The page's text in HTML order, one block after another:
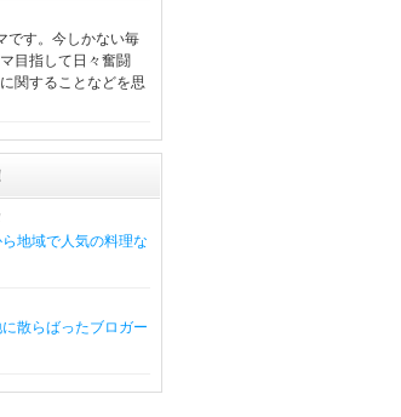
です。今しかない毎
目指して日々奮闘
関することなどを思
地域で人気の料理な
散らばったブロガー